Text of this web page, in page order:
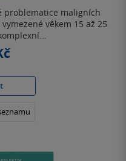
problematice maligních
věkem 15 až 25